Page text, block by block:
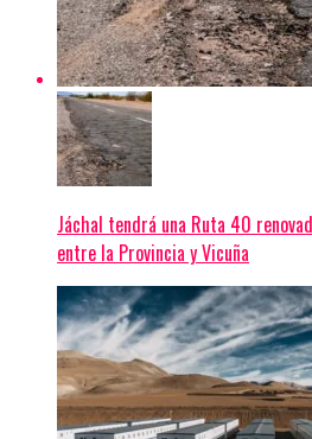
Jáchal tendrá una Ruta 40
entre la Provincia y Vicuña